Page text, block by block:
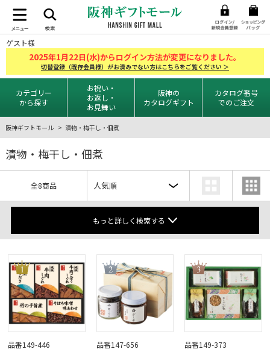
ゲスト様
2025年1月22日(水)からログイン方法が変更になりました。
切替登録（既存会員様）がお済みでない方はこちらをご覧ください ＞
カテゴリー
から探す
お祝い・
お返し・
お見舞い
阪神の
カタログギフト
カタログ番号
でのご注文
阪神ギフトモール 漬物・梅干し・佃煮
漬物・梅干し・佃煮
全8商品
もっと詳しく検索する
品番149-446
品番147-656
品番149-373